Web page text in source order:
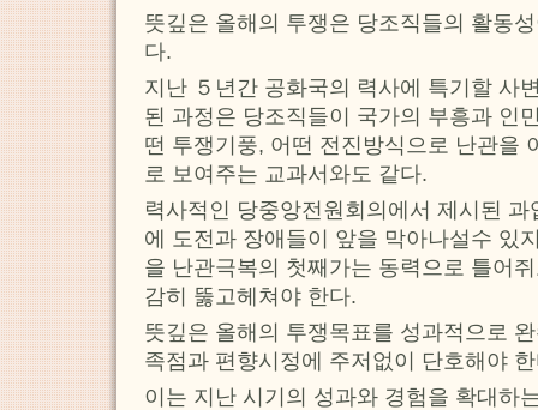
뜻깊은 올해의 투쟁은 당조직들의 활동
다.
지난 ５년간 공화국의 력사에 특기할 사
된 과정은 당조직들이 국가의 부흥과 인
떤 투쟁기풍, 어떤 전진방식으로 난관을
로 보여주는 교과서와도 같다.
력사적인 당중앙전원회의에서 제시된
에 도전과 장애들이 앞을 막아나설수 있
을 난관극복의 첫째가는 동력으로 틀어
감히 뚫고헤쳐야 한다.
뜻깊은 올해의 투쟁목표를 성과적으로
족점과 편향시정에 주저없이 단호해야
이는 지난 시기의 성과와 경험을 확대하